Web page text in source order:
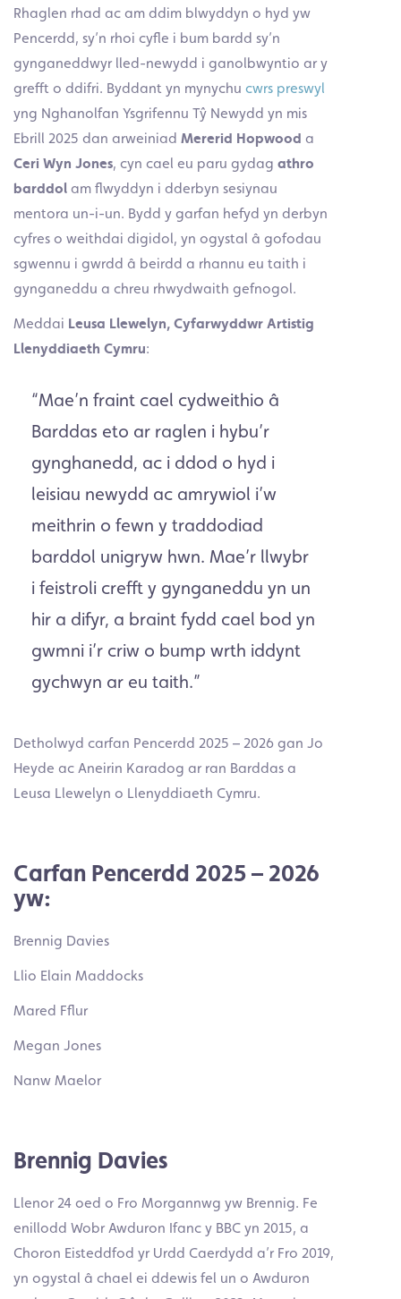
Rhaglen rhad ac am ddim blwyddyn o hyd yw
Pencerdd, sy’n rhoi cyfle i bum bardd sy’n
gynganeddwyr lled-newydd i ganolbwyntio ar y
grefft o ddifri. Byddant yn mynychu cwrs preswyl
yng Nghanolfan Ysgrifennu Tŷ Newydd yn mis
Ebrill 2025 dan arweiniad Mererid Hopwood a
Ceri Wyn Jones, cyn cael eu paru gydag athro
barddol am flwyddyn i dderbyn sesiynau
mentora un-i-un. Bydd y garfan hefyd yn derbyn
cyfres o weithdai digidol, yn ogystal â gofodau
sgwennu i gwrdd â beirdd a rhannu eu taith i
gynganeddu a chreu rhwydwaith gefnogol.
Meddai Leusa Llewelyn, Cyfarwyddwr Artistig
Llenyddiaeth Cymru:
“Mae’n fraint cael cydweithio â
Barddas eto ar raglen i hybu’r
gynghanedd, ac i ddod o hyd i
leisiau newydd ac amrywiol i’w
meithrin o fewn y traddodiad
barddol unigryw hwn. Mae’r llwybr
i feistroli crefft y gynganeddu yn un
hir a difyr, a braint fydd cael bod yn
gwmni i’r criw o bump wrth iddynt
gychwyn ar eu taith.”
Detholwyd carfan Pencerdd 2025 – 2026 gan Jo
Heyde ac Aneirin Karadog ar ran Barddas a
Leusa Llewelyn o Llenyddiaeth Cymru.
Carfan Pencerdd 2025 – 2026
yw:
Brennig Davies
Llio Elain Maddocks
Mared Fflur
Megan Jones
Nanw Maelor
Brennig Davies
Llenor 24 oed o Fro Morgannwg yw Brennig. Fe
enillodd Wobr Awduron Ifanc y BBC yn 2015, a
Choron Eisteddfod yr Urdd Caerdydd a’r Fro 2019,
yn ogystal â chael ei ddewis fel un o Awduron